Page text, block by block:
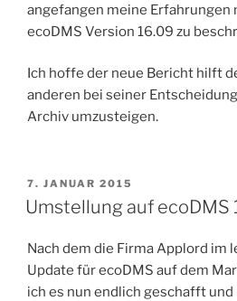
angefangen meine
ecoDMS Version 16.09 zu
Ich hoffe der neue Bericht hilft
anderen bei seiner
Archiv umzusteigen.
VERÖFFENTLICHT
AM
7. JANUAR 2015
Umstellung auf ecoDMS
Nach dem die Firma Applord im
Update für ecoDMS auf dem
ich es nun endlich geschafft und